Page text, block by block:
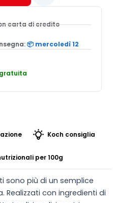
carta di credito
📦 mercoledì 12
Koch consiglia
per 100g
sono più di un semplice
Realizzati con ingredienti di